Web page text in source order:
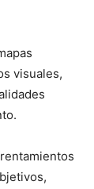
visuales,